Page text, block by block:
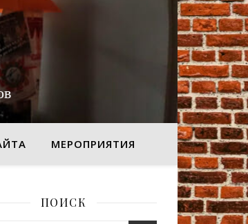
МЕРОПРИЯТИЯ
ПОИСК